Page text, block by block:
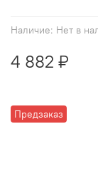
Наличие: Нет в
Предзаказ
4 882 ₽